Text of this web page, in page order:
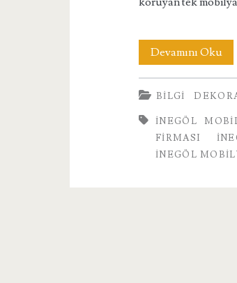
Devamını Oku
BILGI
INEGÖL
FIRMASI
INEGÖL